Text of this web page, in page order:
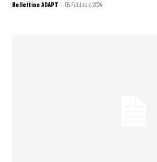
Bollettino ADAPT - 05 Febbraio 2024